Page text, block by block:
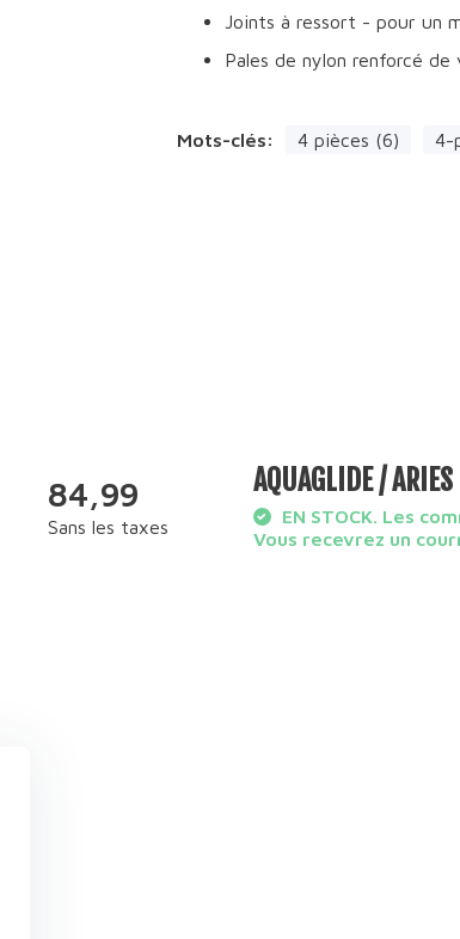
Joints à ressort - pour un
Pales de nylon renforcé
Mots-clés: 4 pièces (6) 4-
84,99
Sans les taxes
AQUAGLIDE /
EN STOCK. Les
Vous recevrez un